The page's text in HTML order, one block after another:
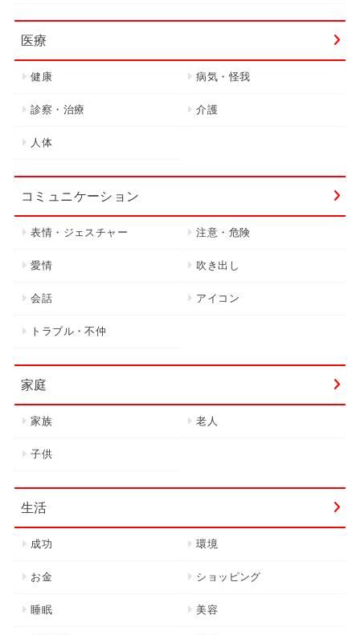
医療
健康 病気・怪我
診察・治療 介護
人体
コミュニケーション
表情・ジェスチャー 注意・危険
愛情 吹き出し
会話 アイコン
トラブル・不仲
家庭
家族 老人
子供
生活
成功 環境
お金 ショッピング
睡眠 美容